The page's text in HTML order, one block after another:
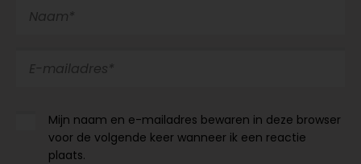
Mijn naam en e-mailadres bewaren in deze browser
voor de volgende keer wanneer ik een reactie
plaats.